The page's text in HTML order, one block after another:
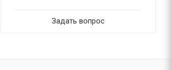
Задать вопрос